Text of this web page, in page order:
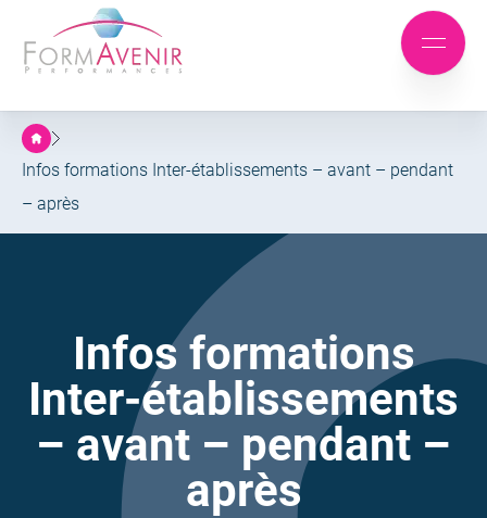
Aller
au
menu
Aller
au
contenu
Formavenir
Performances
Mobile
menu
Infos formations Inter-établissements – avant – pendant
– après
Infos formations
Inter-établissements
– avant – pendant –
après